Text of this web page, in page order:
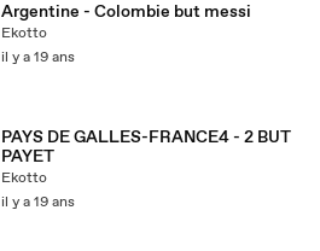
Argentine - Colombie but messi
Ekotto
il y a 19 ans
PAYS DE GALLES-FRANCE4 - 2 BUT
PAYET
Ekotto
il y a 19 ans